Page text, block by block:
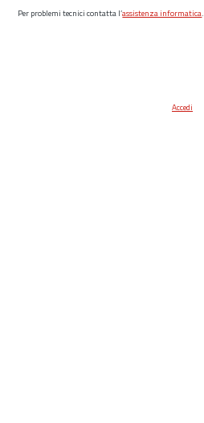
Per problemi tecnici contatta l’assistenza informatica.
Accedi